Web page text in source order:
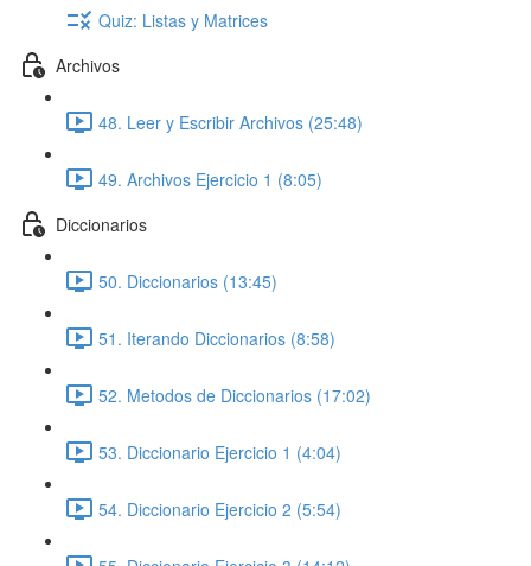
Quiz: Listas y Matrices
Archivos
48. Leer y Escribir Archivos (25:48)
49. Archivos Ejercicio 1 (8:05)
Diccionarios
50. Diccionarios (13:45)
51. Iterando Diccionarios (8:58)
52. Metodos de Diccionarios (17:02)
53. Diccionario Ejercicio 1 (4:04)
54. Diccionario Ejercicio 2 (5:54)